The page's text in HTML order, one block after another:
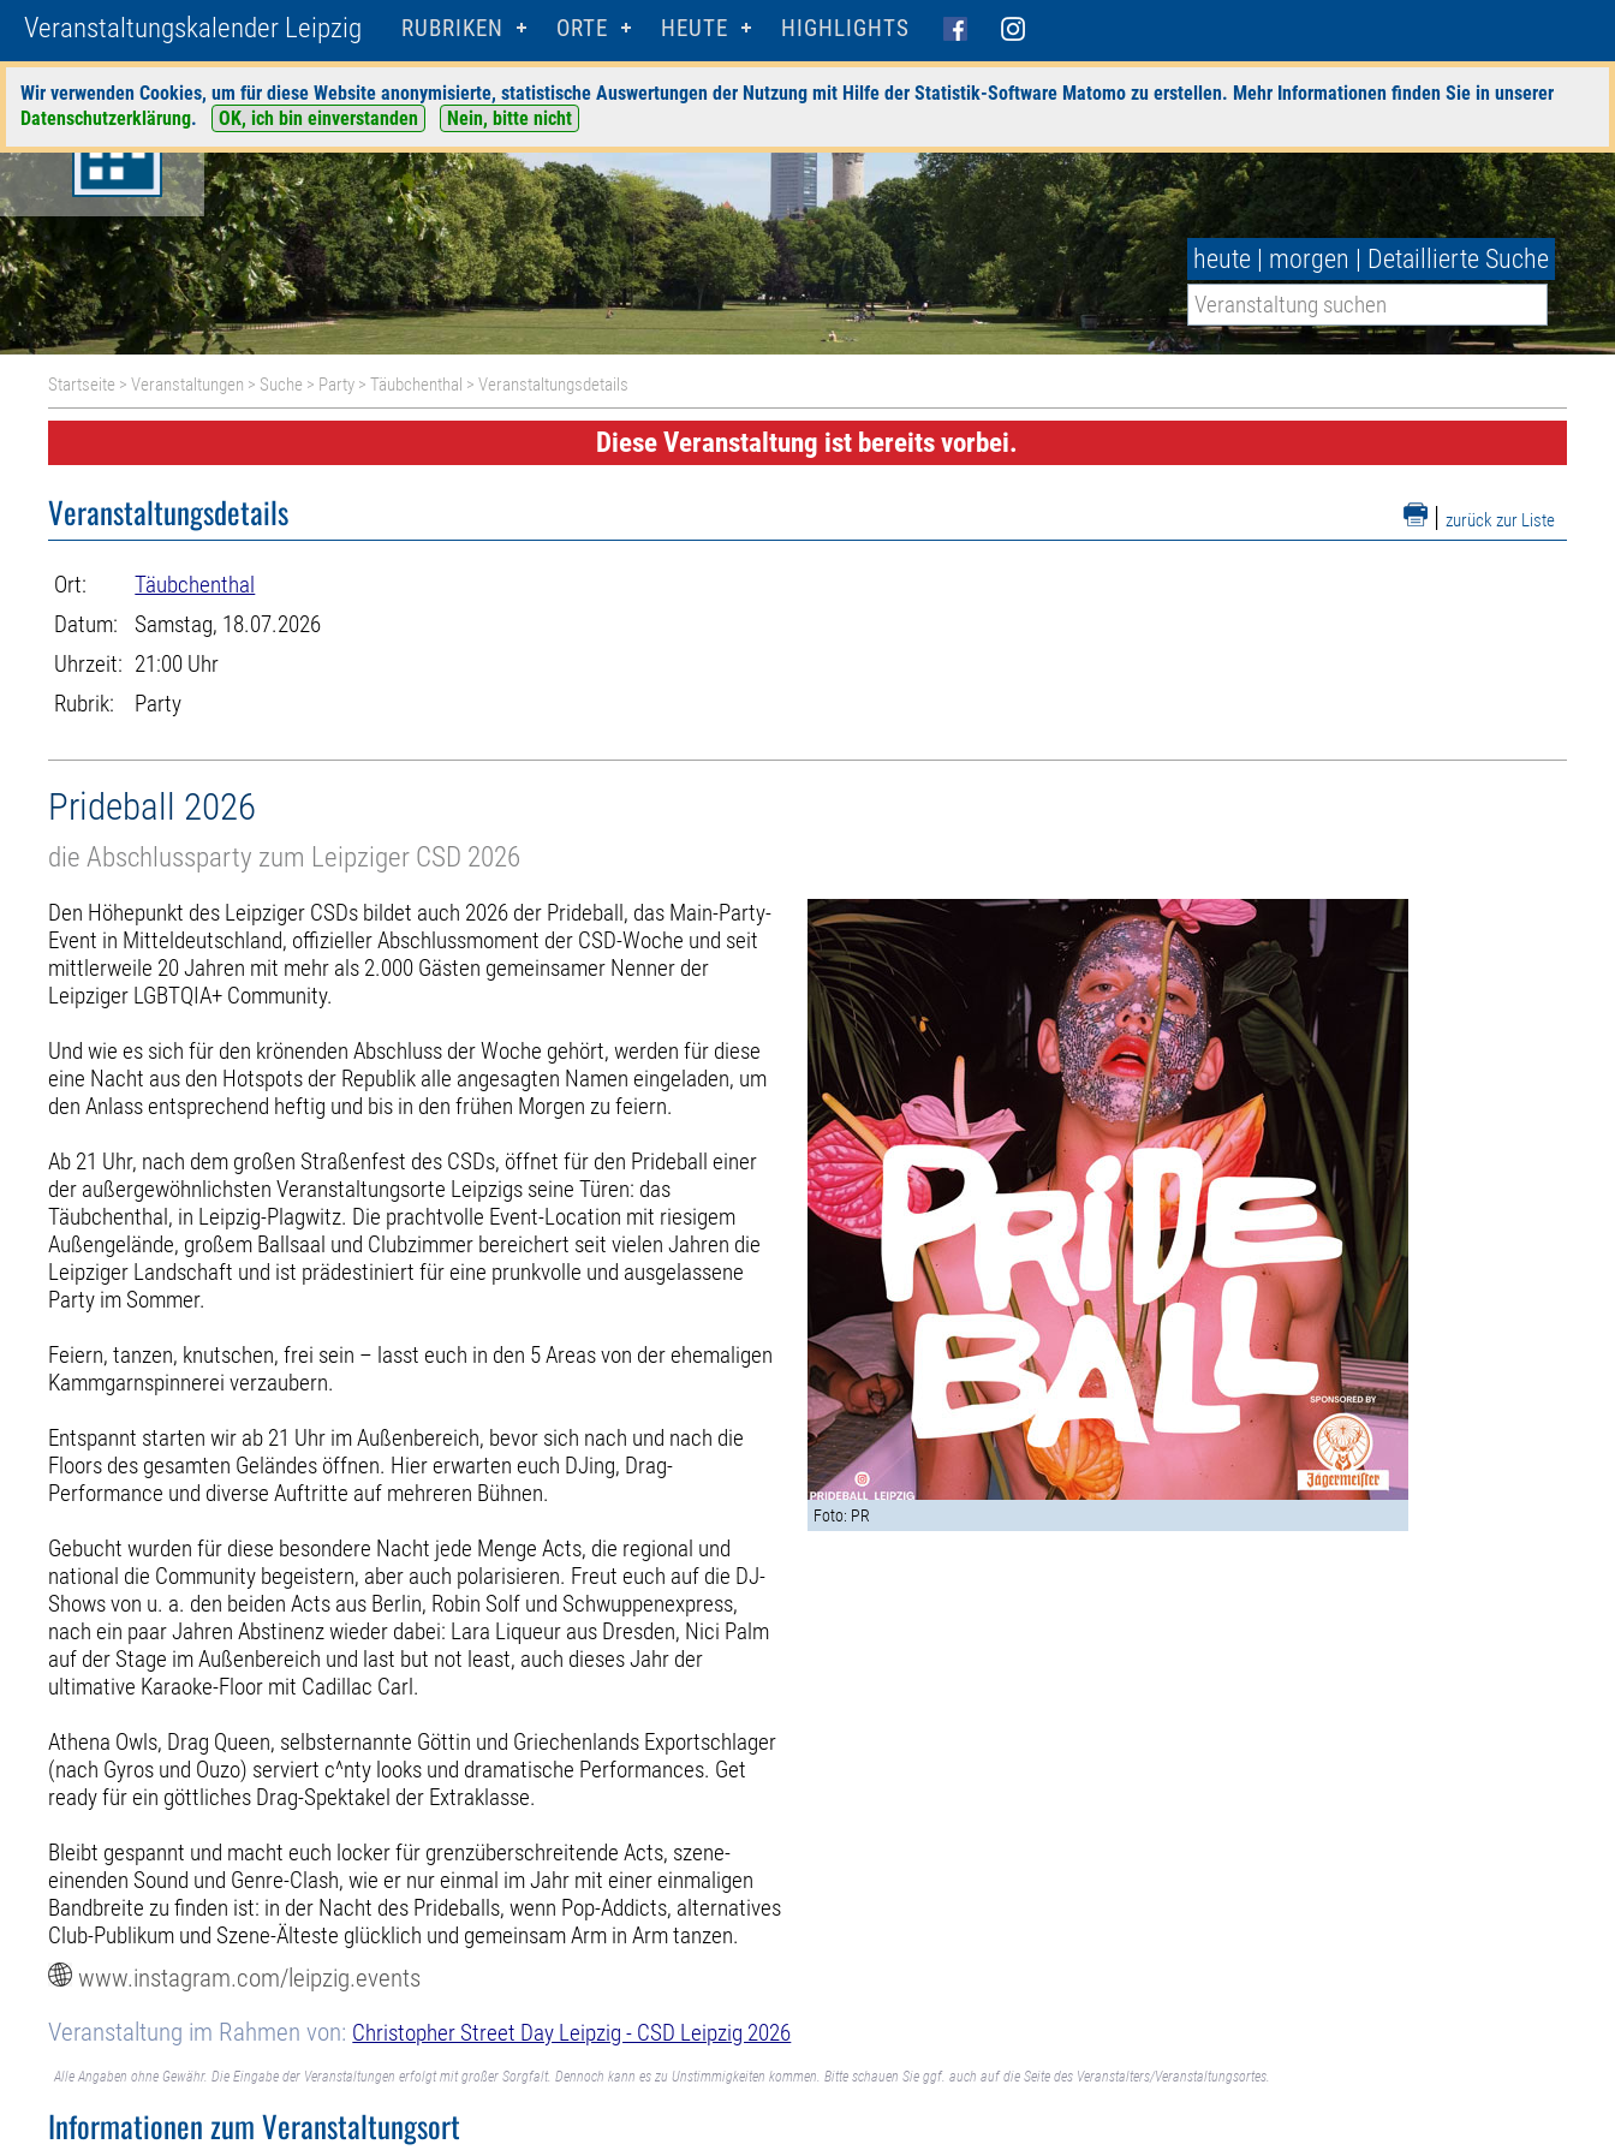
Veranstaltungskalender Leipzig RUBRIKEN ORTE HEUTE HIGHLIGHTS
Wir verwenden Cookies, um für diese Website anonymisierte, statistische Auswertungen der Nutzung mit Hilfe der Statistik-Software Matomo zu erstellen. Mehr Informationen finden Sie in unserer
Datenschutzerklärung. OK, ich bin einverstanden Nein, bitte nicht
heute | morgen | Detaillierte Suche
Startseite >Veranstaltungen > Suche > Party >Täubchenthal > Veranstaltungsdetails
Diese Veranstaltung ist bereits vorbei.
| zurück zur Liste
Veranstaltungsdetails
Ort:
Täubchenthal
Datum:
Samstag, 18.07.2026
Uhrzeit: 21:00 Uhr
Rubrik:
Party
Prideball 2026
die Abschlussparty zum Leipziger CSD 2026
Den Höhepunkt des Leipziger CSDs bildet auch 2026 der Prideball, das Main-Party-
Event in Mitteldeutschland, offizieller Abschlussmoment der CSD-Woche und seit
mittlerweile 20 Jahren mit mehr als 2.000 Gästen gemeinsamer Nenner der
Leipziger LGBTQIA+ Community.
Und wie es sich für den krönenden Abschluss der Woche gehört, werden für diese
eine Nacht aus den Hotspots der Republik alle angesagten Namen eingeladen, um
den Anlass entsprechend heftig und bis in den frühen Morgen zu feiern.
Ab 21 Uhr, nach dem großen Straßenfest des CSDs, öffnet für den Prideball einer
der außergewöhnlichsten Veranstaltungsorte Leipzigs seine Türen: das
Täubchenthal, in Leipzig-Plagwitz. Die prachtvolle Event-Location mit riesigem
Außengelände, großem Ballsaal und Clubzimmer bereichert seit vielen Jahren die
Leipziger Landschaft und ist prädestiniert für eine prunkvolle und ausgelassene
Party im Sommer.
Feiern, tanzen, knutschen, frei sein – lasst euch in den 5 Areas von der ehemaligen
Kammgarnspinnerei verzaubern.
Entspannt starten wir ab 21 Uhr im Außenbereich, bevor sich nach und nach die
Floors des gesamten Geländes öffnen. Hier erwarten euch DJing, Drag-
Performance und diverse Auftritte auf mehreren Bühnen.
Gebucht wurden für diese besondere Nacht jede Menge Acts, die regional und
national die Community begeistern, aber auch polarisieren. Freut euch auf die DJ-
Shows von u. a. den beiden Acts aus Berlin, Robin Solf und Schwuppenexpress,
nach ein paar Jahren Abstinenz wieder dabei: Lara Liqueur aus Dresden, Nici Palm
auf der Stage im Außenbereich und last but not least, auch dieses Jahr der
ultimative Karaoke-Floor mit Cadillac Carl.
Athena Owls, Drag Queen, selbsternannte Göttin und Griechenlands Exportschlager
(nach Gyros und Ouzo) serviert c^nty looks und dramatische Performances. Get
ready für ein göttliches Drag-Spektakel der Extraklasse.
Bleibt gespannt und macht euch locker für grenzüberschreitende Acts, szene-
einenden Sound und Genre-Clash, wie er nur einmal im Jahr mit einer einmaligen
Bandbreite zu finden ist: in der Nacht des Prideballs, wenn Pop-Addicts, alternatives
Club-Publikum und Szene-Älteste glücklich und gemeinsam Arm in Arm tanzen.
www.instagram.com/leipzig.events
Veranstaltung im Rahmen von: Christopher Street Day Leipzig - CSD Leipzig 2026
Foto: PR
Alle Angaben ohne Gewähr. Die Eingabe der Veranstaltungen erfolgt mit großer Sorgfalt. Dennoch kann es zu Unstimmigkeiten kommen. Bitte schauen Sie ggf. auch auf die Seite des Veranstalters/Veranstaltungsortes.
Informationen zum Veranstaltungsort